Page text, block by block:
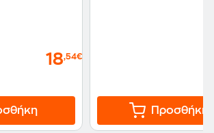
18,54€
Προσθήκη